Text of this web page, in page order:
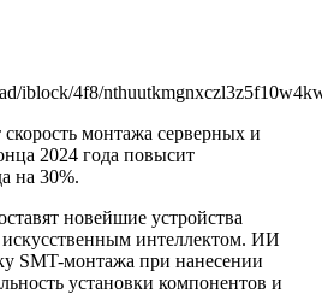
iblock/4f8/
монтажа серверных и
2024 года повысит
на 30%.
новейшие устройства
интеллектом. ИИ
SMT-монтажа при нанесении
установки компонентов и